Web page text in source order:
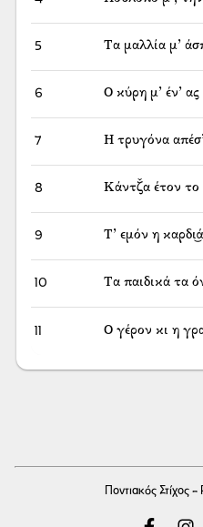
5 Τα μαλλία μ’
6 Ο κύρη μ’ έν’
7 Η τρυγόνα
8 Κάντζ̌α έτον το
9 Τ’ εμόν η
10 Τα παιδικά τα
11 Ο γέρον κι η
Ποντιακός